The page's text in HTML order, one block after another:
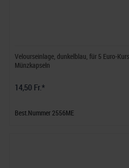
Velourseinlage, dunkelblau, für 5 Euro-
Münzkapseln
14,50 Fr.*
Best.Nummer 2556ME